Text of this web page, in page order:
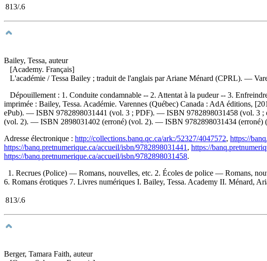
813/.6
Bailey, Tessa, auteur
[Academy. Français]
L'académie / Tessa Bailey ; traduit de l'anglais par Ariane Ménard (CPRL). —
Dépouillement : 1. Conduite condamnable -- 2. Attentat à la pudeur -- 3.
imprimée : Bailey, Tessa. Académie. Varennes (Québec) Canada : AdA éditions,
ePub). — ISBN 9782898031441 (vol. 3 ; PDF). — ISBN 9782898031458 (vol. 3 ;
(vol. 2). — ISBN 2898031402 (erroné) (vol. 2). — ISBN 9782898031434
Adresse électronique : http://collections.banq.qc.ca/ark:/52327/4047572, https://
https://banq.pretnumerique.ca/accueil/isbn/9782898031441 , https://
https://banq.pretnumerique.ca/accueil/isbn/9782898031458.
1. Recrues (Police) — Romans, nouvelles, etc. 2. Écoles de police — Romans,
6. Romans érotiques 7. Livres numériques I. Bailey, Tessa. Academy II. Ménard,
813/.6
Berger, Tamara Faith, auteur